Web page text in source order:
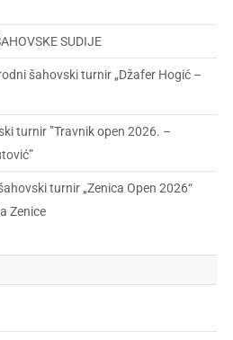
SUDIJE
šahovski turnir „Džafer Hogić –
turnir ”Travnik open 2026. –
turnir „Zenica Open 2026“
Zenice